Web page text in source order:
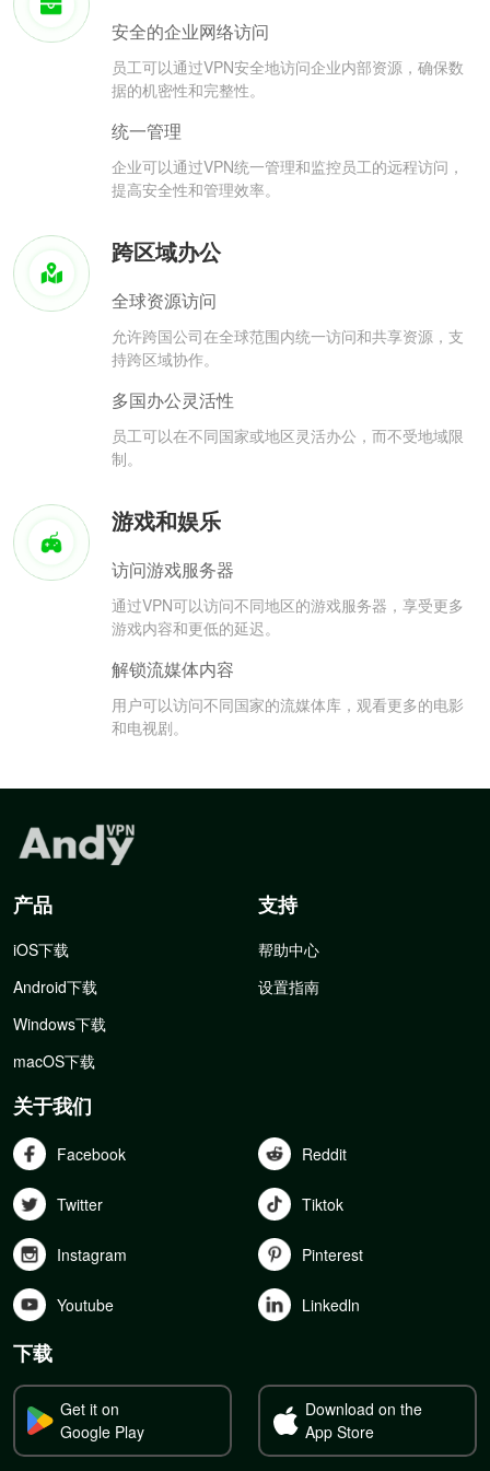
安全的企业网络访问
员工可以通过VPN安全地访问企业内部资源，确保数
据的机密性和完整性。
统一管理
企业可以通过VPN统一管理和监控员工的远程访问，
提高安全性和管理效率。
跨区域办公
全球资源访问
允许跨国公司在全球范围内统一访问和共享资源，支
持跨区域协作。
多国办公灵活性
员工可以在不同国家或地区灵活办公，而不受地域限
制。
游戏和娱乐
访问游戏服务器
通过VPN可以访问不同地区的游戏服务器，享受更多
游戏内容和更低的延迟。
解锁流媒体内容
用户可以访问不同国家的流媒体库，观看更多的电影
和电视剧。
产品
iOS下载
Android下载
Windows下载
macOS下载
支持
帮助中心
设置指南
关于我们
Facebook Reddit
Twitter Tiktok
Instagram Pinterest
Youtube Linkedln
下载
Get it on
Google Play
Download on the
App Store